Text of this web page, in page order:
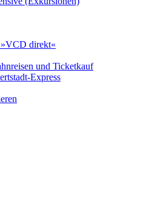
direkt«
und Ticketkauf
Express